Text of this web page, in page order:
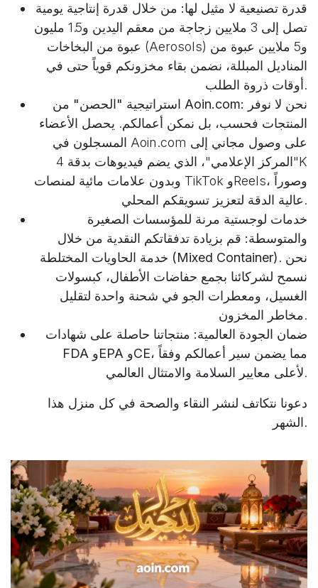
قدرة تصنيعية لا مثيل لها: من خلال قدرة إنتاجية يومية
تصل إلى 3 ملايين زجاجة من معقم اليدين و1.5 مليون
عبوة من البخاخات (Aerosols) و5 ملايين عبوة من
المناديل المبللة، نضمن بقاء مخزونكم قوياً حتى في
أوقات ذروة الطلب.
استراتيجية "الحصن" من Aoin.com:
المنتجات فحسب، بل نمكن أعمالكم. يحصل الأعضاء
المسجلون في Aoin.com على وصول مجاني إلى
"المركز الإعلامي"، الذي يضم فيديوهات بدقة 4K
وبدون علامات مائية لمنصات TikTok وReels، وصوراً
عالية الدقة لتعزيز تسويقكم المحلي.
خدمات لوجستية مرنة للمؤسسات الصغيرة
والمتوسطة: قم بزيادة تدفقاتكم النقدية من خلال
خدمة الحاويات المختلطة (Mixed Container). نحن
نسمح لشركائنا بجمع حفاضات الأطفال، كبسولات
الغسيل، ومعطرات الجو في شحنة واحدة لتقليل
مخاطر المخزون.
ضمان الجودة العالمية: منتجاتنا حاصلة على شهادات
FDA وEPA وCE، مما يضمن سير أعمالكم وفقاً
لأعلى معايير السلامة والامتثال العالمي.
دعونا نتكاتف لنشر النقاء والصحة في كل منزل هذا
الشهر.